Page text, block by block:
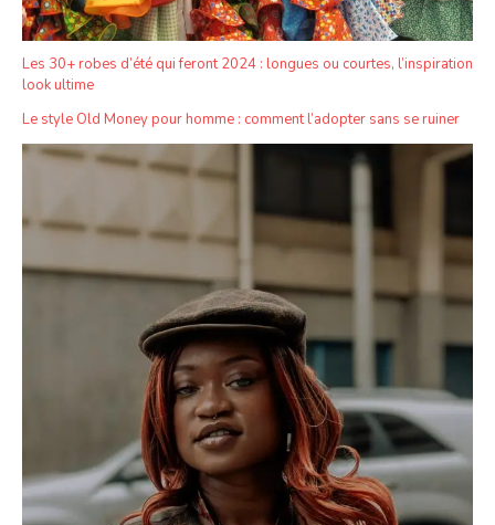
Les 30+ robes d’été qui feront 2024 : longues ou courtes, l’inspiration
look ultime
Le style Old Money pour homme : comment l’adopter sans se ruiner